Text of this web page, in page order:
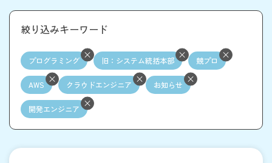
絞り込みキーワード
プログラミング 旧：システム統括本部 競プロ
AWS クラウドエンジニア お知らせ
開発エンジニア